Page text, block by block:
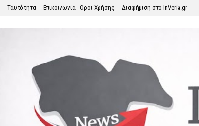
Ταυτότητα Επικοινωνία - Όροι Χρήσης Διαφήμιση στο InVeria.gr